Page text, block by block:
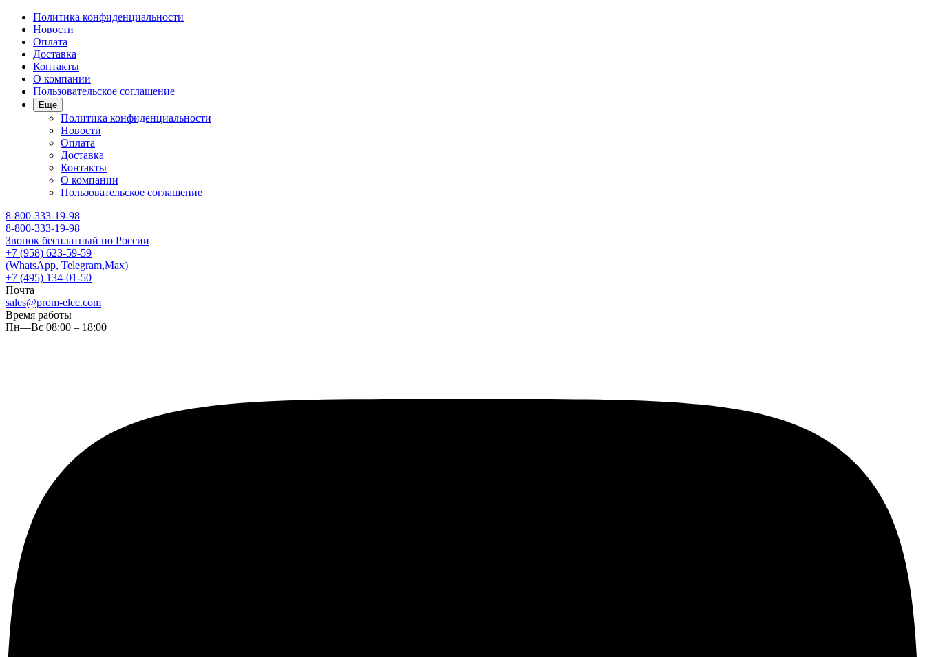
Политика конфиденциальности
Новости
Оплата
Доставка
Контакты
О компании
Пользовательское соглашение
Еще
Политика конфиденциальности
Новости
Оплата
Доставка
Контакты
О компании
Пользовательское соглашение
8-800-333-19-98
8-800-333-19-98
Звонок бесплатный по России
+7 (958) 623-59-59
(WhatsApp, Telegram,Max)
+7 (495) 134-01-50
Почта
sales@prom-elec.com
Время работы
Пн—Вс 08:00 – 18:00